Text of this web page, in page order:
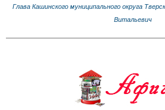
Глава Кашинского муниципального округа
Витальевич